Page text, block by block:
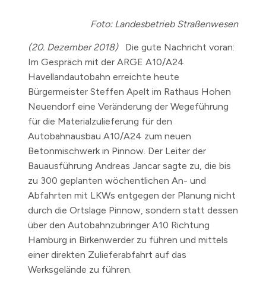
Foto: Landesbetrieb Straßenwesen
(20. Dezember 2018)Die gute Nachricht voran:
Im Gespräch mit der ARGE A10/A24
Havellandautobahn erreichte heute
Bürgermeister Steffen Apelt im Rathaus Hohen
Neuendorf eine Veränderung der Wegeführung
für die Materialzulieferung für den
Autobahnausbau A10/A24 zum neuen
Betonmischwerk in Pinnow. Der Leiter der
Bauausführung Andreas Jancar sagte zu, die bis
zu 300 geplanten wöchentlichen An- und
Abfahrten mit LKWs entgegen der Planung nicht
durch die Ortslage Pinnow, sondern statt dessen
über den Autobahnzubringer A10 Richtung
Hamburg in Birkenwerder zu führen und mittels
einer direkten Zulieferabfahrt auf das
Werksgelände zu führen.